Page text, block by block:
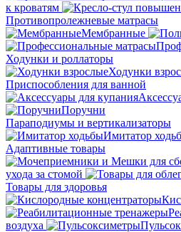
к кроватям
Противопролежневые матрасы
Мембранные
Ходунки и роллаторы
Ходунки
Приспособления для ванной
Поручни
Параподиумы и вертикализаторы
Имитатор
Адаптивные товары
ухода за стомой
Товары для здоровья
воздуха